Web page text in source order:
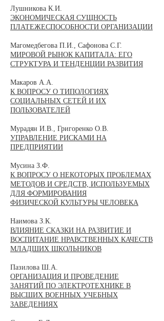
Лушникова К.И.
ЭКОНОМИЧЕСКАЯ СУЩНОСТЬ
ПЛАТЕЖЕСПОСОБНОСТИ ОРГАНИЗАЦИИ
Магомедбегова П.И., Сафонова С.Г.
МИРОВОЙ РЫНОК КАПИТАЛА: ЕГО
СТРУКТУРА И ТЕНДЕНЦИИ РАЗВИТИЯ
Макаров А.А.
К ВОПРОСУ О ТИПОЛОГИЯХ
СОЦИАЛЬНЫХ СЕТЕЙ И ИХ
ПОЛЬЗОВАТЕЛЕЙ
Мурадян И.В., Григоренко О.В.
УПРАВЛЕНИЕ РИСКАМИ НА
ПРЕДПРИЯТИИ
Мусина З.Ф.
К ВОПРОСУ О НЕКОТОРЫХ ПРОБЛЕМАХ
МЕТОДОВ И СРЕДСТВ, ИСПОЛЬЗУЕМЫХ
ДЛЯ ФОРМИРОВАНИЯ
ФИЗИЧЕСКОЙ КУЛЬТУРЫ ЧЕЛОВЕКА
Наимова З.К.
ВЛИЯНИЕ СКАЗКИ НА РАЗВИТИЕ И
ВОСПИТАНИЕ НРАВСТВЕННЫХ КАЧЕСТВ
МЛАДШИХ ШКОЛЬНИКОВ
Пазилова Ш.А.
ОРГАНИЗАЦИЯ И ПРОВЕДЕНИЕ
ЗАНЯТИЙ ПО ЭЛЕКТРОТЕХНИКЕ В
ВЫСШИХ ВОЕННЫХ УЧЕБНЫХ
ЗАВЕДЕНИЯХ